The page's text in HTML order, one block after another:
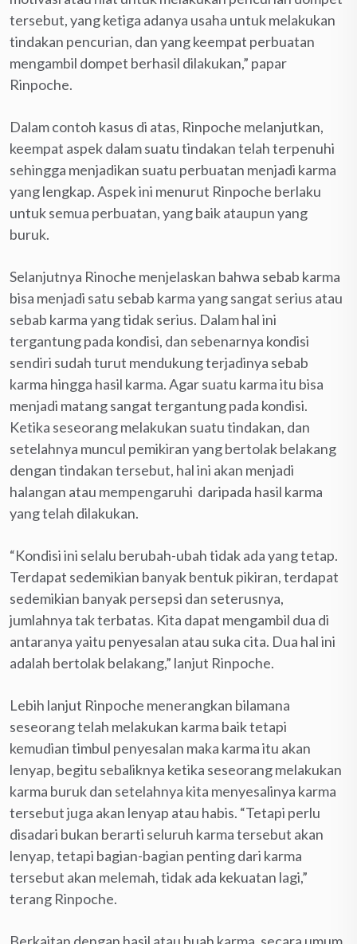
tersebut, yang ketiga adanya usaha untuk melakukan
tindakan pencurian, dan yang keempat perbuatan
mengambil dompet berhasil dilakukan,” papar
Rinpoche.
Dalam contoh kasus di atas, Rinpoche melanjutkan,
keempat aspek dalam suatu tindakan telah terpenuhi
sehingga menjadikan suatu perbuatan menjadi karma
yang lengkap. Aspek ini menurut Rinpoche berlaku
untuk semua perbuatan, yang baik ataupun yang
buruk.
Selanjutnya Rinoche menjelaskan bahwa sebab karma
bisa menjadi satu sebab karma yang sangat serius atau
sebab karma yang tidak serius. Dalam hal ini
tergantung pada kondisi, dan sebenarnya kondisi
sendiri sudah turut mendukung terjadinya sebab
karma hingga hasil karma. Agar suatu karma itu bisa
menjadi matang sangat tergantung pada kondisi.
Ketika seseorang melakukan suatu tindakan, dan
setelahnya muncul pemikiran yang bertolak belakang
dengan tindakan tersebut, hal ini akan menjadi
halangan atau mempengaruhi daripada hasil karma
yang telah dilakukan.
“Kondisi ini selalu berubah-ubah tidak ada yang tetap.
Terdapat sedemikian banyak bentuk pikiran, terdapat
sedemikian banyak persepsi dan seterusnya,
jumlahnya tak terbatas. Kita dapat mengambil dua di
antaranya yaitu penyesalan atau suka cita. Dua hal ini
adalah bertolak belakang,” lanjut Rinpoche.
Lebih lanjut Rinpoche menerangkan bilamana
seseorang telah melakukan karma baik tetapi
kemudian timbul penyesalan maka karma itu akan
lenyap, begitu sebaliknya ketika seseorang melakukan
karma buruk dan setelahnya kita menyesalinya karma
tersebut juga akan lenyap atau habis. “Tetapi perlu
disadari bukan berarti seluruh karma tersebut akan
lenyap, tetapi bagian-bagian penting dari karma
tersebut akan melemah, tidak ada kekuatan lagi,”
terang Rinpoche.
Berkaitan dengan hasil atau buah karma, secara umum